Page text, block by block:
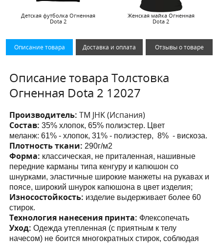
Детская футболка Огненная
Dota 2
Женская майка Огненная
Dota 2
Описание товара Доставка и оплата Отзывы о товаре
Описание товара Толстовка
Огненная Dota 2 12027
Производитель:ТМ JHK (Испания)
Состав: 35% хлопок, 65% полиэстер. Цвет
меланж:61% - хлопок, 31% - полиэстер, 8% - вискоза.
Плотность ткани: 290г/м2
Форма: классическая, не приталенная, нашивные
передние карманытипа кенгуру и капюшон со
шнурками, эластичные широкие манжеты на рукавах и
поясе, широкий шнурок капюшона в цвет изделия;
Износостойкость: изделие выдерживает более 60
стирок.
Технология нанесения принта: Флексопечать
Уход: Одежда утепленная (с приятным к телу
начесом) не боится многократных стирок, соблюдая